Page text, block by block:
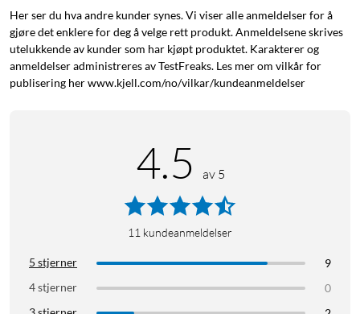
Med en levetid på opptil 50 000 timer slipper du å skifte
lyskilde ofte og kan dra nytte av en perfekt belysningsløsning i
mer enn 50 år.
Lyspærens form: Ikke-retningsbestemt lyskilde
Lyskildens overflatebehandling: Frostet
Materiale i lyspæren: Glass
Effektivitet: 210 lm/W
Bredde: 6 cm
Her ser du hva andre kunder synes. Vi viser alle anmeldelser for å
gjøre det enklere for deg å velge rett produkt. Anmeldelsene skrives
utelukkende av kunder som har kjøpt produktet. Karakterer og
anmeldelser administreres av TestFreaks. Les mer om vilkår for
publisering her www.kjell.com/no/vilkar/kundeanmeldelser
4.5 av 5
11 kundeanmeldelser
5 stjerner
9
4 stjerner
0